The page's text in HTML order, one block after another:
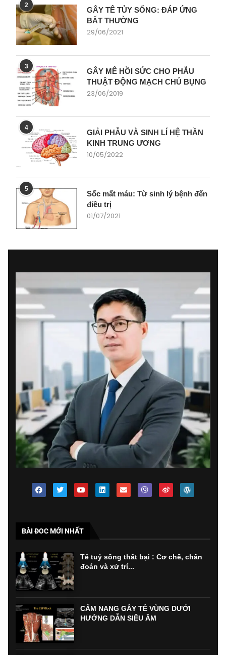
2
GÂY TÊ TỦY SỐNG: ĐÁP ỨNG
BẤT THƯỜNG
29/06/2021
3
GÂY MÊ HỒI SỨC CHO PHẪU
THUẬT ĐỘNG MẠCH CHỦ BỤNG
23/06/2019
4
GIẢI PHẪU VÀ SINH LÍ HỆ THẦN
KINH TRUNG ƯƠNG
10/05/2022
5
Sốc mất máu: Từ sinh lý bệnh đến
điều trị
01/07/2021
BÀI ĐOC MỚI NHẤT
Tê tuỷ sống thất bại : Cơ chế, chẩn
đoán và xử trí...
CẨM NANG GÂY TÊ VÙNG DƯỚI
HƯỚNG DẪN SIÊU ÂM